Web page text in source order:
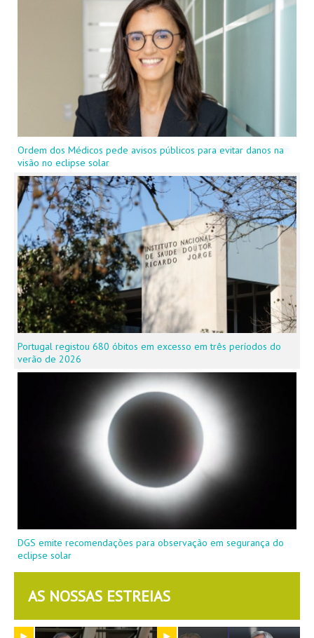
Ordem dos Médicos pede avisos públicos para evitar danos na
visão no eclipse solar
Portugal registou 680 óbitos em excesso em três períodos do
verão de 2026
DGS emite recomendações para observação em segurança do
eclipse solar
AS NOSSAS ESTREIAS